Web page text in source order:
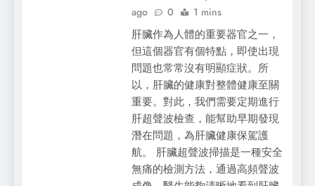
ago
0 1 mins
肝臟作為人體的重要器官之一，
但這個器官有個特點，即使出現
問題也常常沒有明顯症狀。所
以，肝臟的健康對整體健康至關
重要。對此，我們需要定期進行
肝超聲波檢查，能幫助早期發現
潛在問題，為肝臟健康保駕護
航。 肝臟超聲波掃描是一種安全
無痛的檢測方法，通過高頻聲波